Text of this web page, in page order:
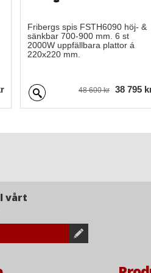
Fribergs spis FSTH6090 höj- &
sänkbar 700-900 mm. 6 st
2000W uppfällbara plattor á
220x220 mm.
48 600 kr 38 795
vårt